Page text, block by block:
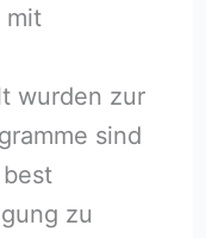
mit
wurden zur
sind
zu